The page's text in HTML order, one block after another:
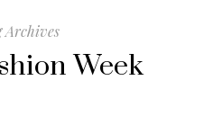
Archives
Week